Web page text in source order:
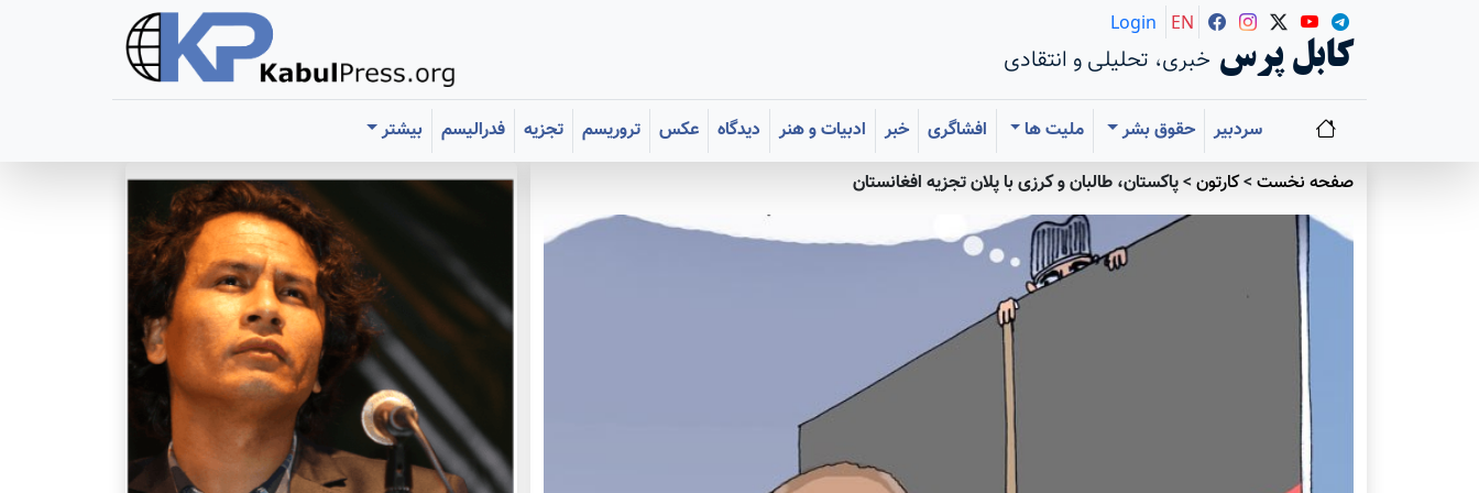
کابل پرس خبری، تحلیلی و انتقادی
Login EN
سردبیر حقوق بشر ملیت ها افشاگری خبر ادبیات و هنر دیدگاه عکس تروریسم تجزیه فدرالیسم
بیشتر
صفحه نخست>کارتون>پاکستان، طالبان و کرزی با پلان تجزیه افغانستان